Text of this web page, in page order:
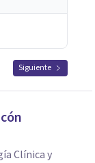
Siguiente
Clínica y